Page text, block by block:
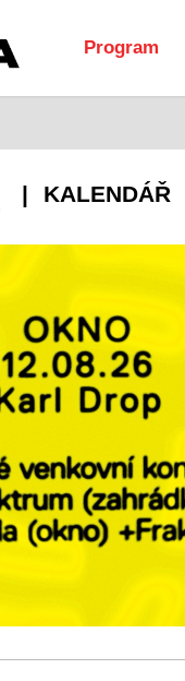
Program
KALENDÁŘ